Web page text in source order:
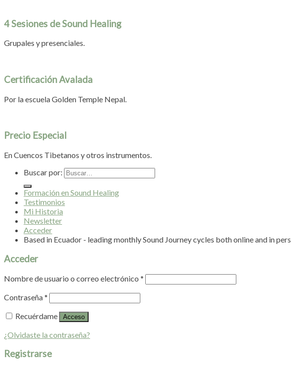
4 Sesiones de Sound Healing
Grupales y presenciales.
Certificación Avalada
Por la escuela Golden Temple Nepal.
Precio Especial
En Cuencos Tibetanos y otros instrumentos.
Buscar por:
Formación en Sound Healing
Testimonios
Mi Historia
Newsletter
Acceder
Based in Ecuador - leading monthly Sound Journey cycles both online and in
Acceder
Nombre de usuario o correo electrónico *
Contraseña*
Recuérdame
Acceso
¿Olvidaste la contraseña?
Registrarse